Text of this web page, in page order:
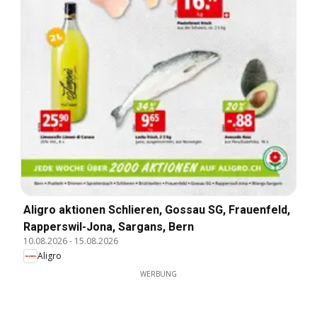
Aligro aktionen Schlieren, Gossau SG, Frauenfeld,
Rapperswil-Jona, Sargans, Bern
10.08.2026- 15.08.2026
Aligro
WERBUNG